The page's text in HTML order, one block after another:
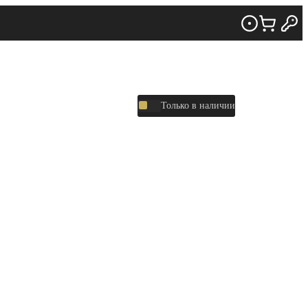
Только в наличии